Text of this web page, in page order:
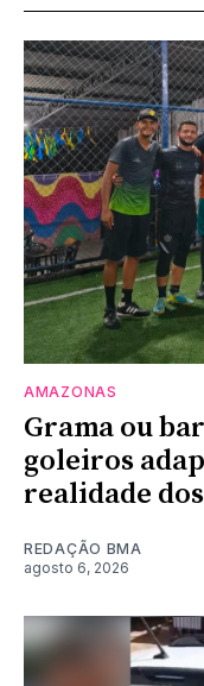
AMAZONAS
Grama ou
goleiros
realidade
REDAÇÃO BMA
agosto 6, 2026